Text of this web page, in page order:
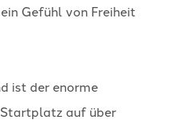
Gefühl von Freiheit
ist der enorme
auf über